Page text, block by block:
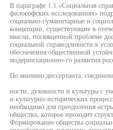
В параграфе 1.1 «Социальная
философских исследованиях»
социально-гуманитарные и
концепции, существующие в
мысли, посвященной проблеме
социальной справедливости в
обеспечения общественной
модернизационно-го развития
По мнению диссертанта,
ности, духовности и культуры с
и культурно-исторических
необходимо для преодоления
общества, которое проходит
Формирование общества